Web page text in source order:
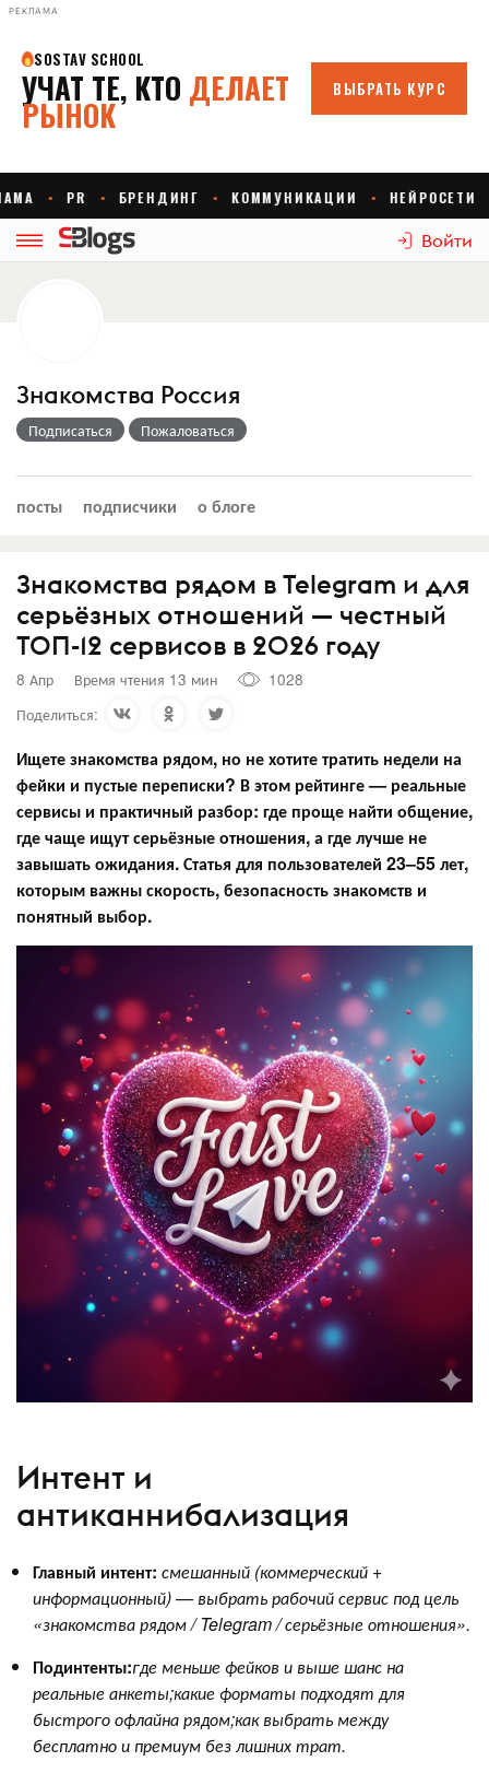
РЕКЛАМА
Войти
Знакомства Россия
Подписаться Пожаловаться
посты подписчики о блоге
Знакомства рядом в Telegram и для
серьёзных отношений — честный
ТОП-12 сервисов в 2026 году
8 Апр Время чтения 13 мин
1028
Поделиться:
Ищете знакомства рядом, но не хотите тратить недели на
фейки и пустые переписки? В этом рейтинге — реальные
сервисы и практичный разбор: где проще найти общение,
где чаще ищут серьёзные отношения, а где лучше не
завышать ожидания. Статья для пользователей 23–55 лет,
которым важны скорость, безопасность знакомств и
понятный выбор.
Интент и
антиканнибализация
Главный интент: смешанный (коммерческий +
информационный) — выбрать рабочий сервис под цель
«знакомства рядом / Telegram / серьёзные отношения».
Подинтенты:где меньше фейков и выше шанс на
реальные анкеты;какие форматы подходят для
быстрого офлайна рядом;как выбрать между
бесплатно и премиум без лишних трат.